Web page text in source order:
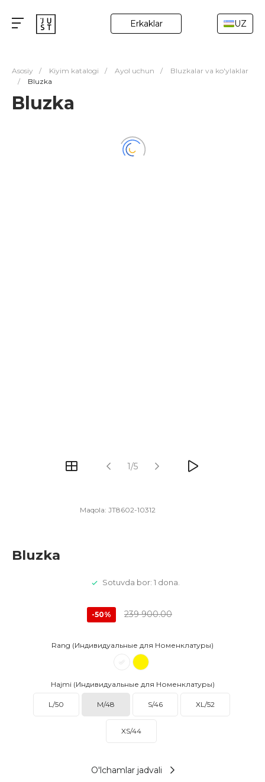
Erkaklar UZ
Asosiy / Kiyim katalogi / Ayol uchun /
Bluzkalar va ko'ylaklar
/
Bluzka
Bluzka
1/5
Maqola: JT8602-10312
Bluzka
Sotuvda bor: 1 dona.
-50% 239 900.00
Rang (Индивидуальные для Номенклатуры)
Hajmi (Индивидуальные для Номенклатуры)
L/50 M/48 S/46 XL/52
XS/44
O'lchamlar jadvali